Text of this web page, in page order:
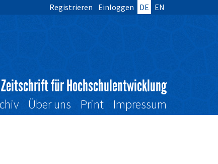
Registrieren Einloggen DE EN
Zeitschrift für Hochschulentwicklung
Über uns Print Impressum